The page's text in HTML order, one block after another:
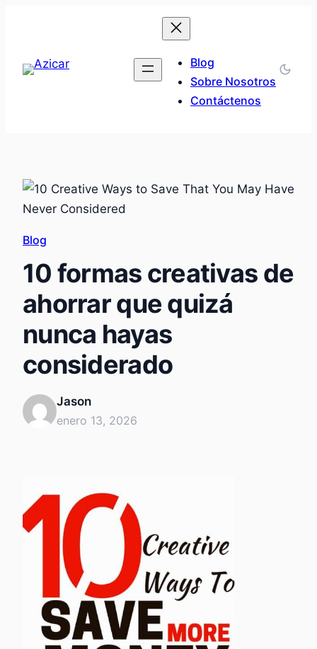
Blog
Sobre Nosotros
Contáctenos
Blog
10 formas creativas de
ahorrar que quizá
nunca hayas
considerado
Jason
enero 13, 2026